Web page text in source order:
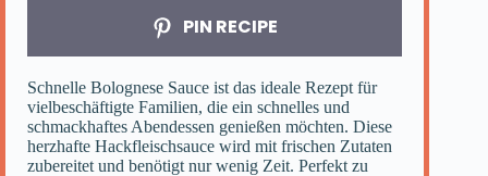
PIN RECIPE
Schnelle Bolognese Sauce ist das ideale Rezept für
vielbeschäftigte Familien, die ein schnelles und
schmackhaftes Abendessen genießen möchten. Diese
herzhafte Hackfleischsauce wird mit frischen Zutaten
zubereitet und benötigt nur wenig Zeit. Perfekt zu